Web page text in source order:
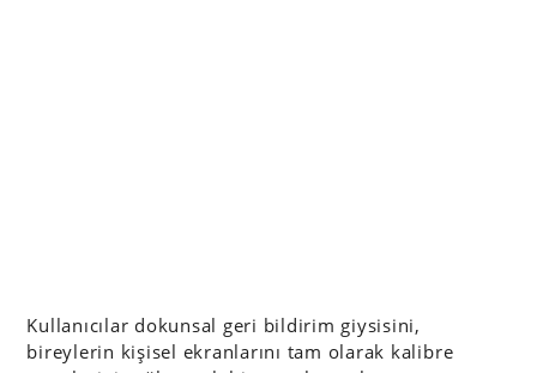
Kullanıcılar dokunsal geri bildirim giysisini,
bireylerin kişisel ekranlarını tam olarak kalibre